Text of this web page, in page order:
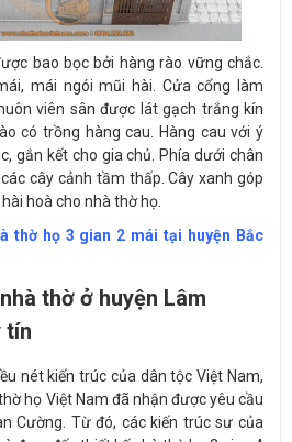
bao bọc bởi hàng rào vững chắc.
mái ngói mũi hài. Cửa cổng làm
viên sân được lát gạch trắng kín
có trồng hàng cau. Hàng cau với ý
gắn kết cho gia chủ. Phía dưới chân
cây cảnh tầm thấp. Cây xanh góp
hoà cho nhà thờ họ.
thờ họ 3 gian 2 mái tại huyện Bắc
thờ ở huyện Lâm
tín
nét kiến trúc của dân tộc Việt Nam,
họ Việt Nam đã nhận được yêu cầu
Cường. Từ đó, các kiến trúc sư của